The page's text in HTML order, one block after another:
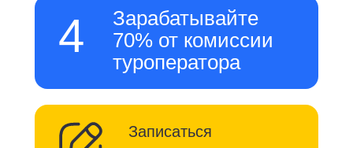
Зарабатывайте
70% от комиссии
туроператора
4
Записаться